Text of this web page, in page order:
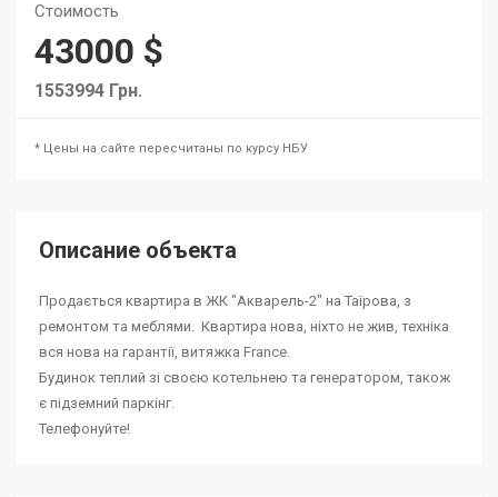
Стоимость
43000 $
1553994 Грн.
* Цены на сайте пересчитаны по курсу НБУ
Описание объекта
Продається квартира в ЖК "Акварель-2" на Таїрова, з
ремонтом та меблями. Квартира нова, ніхто не жив, техніка
вся нова на гарантії, витяжка France.
Будинок теплий зі своєю котельнею та генератором, також
є підземний паркінг.
Телефонуйте!